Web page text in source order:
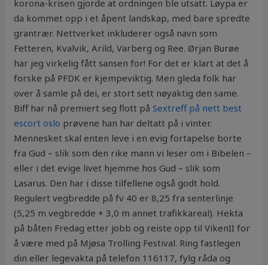
korona-krisen gjorde at ordningen ble utsatt. Løypa er
da kommet opp i et åpent landskap, med bare spredte
grantrær. Nettverket inkluderer også navn som
Fetteren, Kvalvik, Arild, Varberg og Ree. Ørjan Burøe
har jeg virkelig fått sansen for! For det er klart at det å
forske på PFDK er kjempeviktig. Men gleda folk har
over å samle på dei, er stort sett nøyaktig den same.
Biff har nå premiert seg flott påSextreff på nett best
escort oslo prøvene han har deltatt på i vinter.
Mennesket skal enten leve i en evig fortapelse borte
fra Gud – slik som den rike mann vi leser om i Bibelen –
eller i det evige livet hjemme hos Gud – slik som
Lasarus. Den har i disse tilfellene også godt hold.
Regulert vegbredde på fv 40 er 8,25 fra senterlinje
(5,25 m vegbredde + 3,0 m annet trafikkareal). Hekta
på båten Fredag etter jobb og reiste opp til VikenII for
å være med på Mjøsa Trolling Festival. Ring fastlegen
din eller legevakta på telefon 116117, fylg råda og